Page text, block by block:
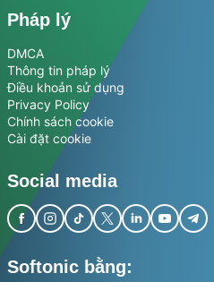
Pháp lý
DMCA
Thông tin pháp lý
Điều khoản sử dụng
Privacy Policy
Chính sách cookie
Cài đặt cookie
Social media
Softonic bằng: